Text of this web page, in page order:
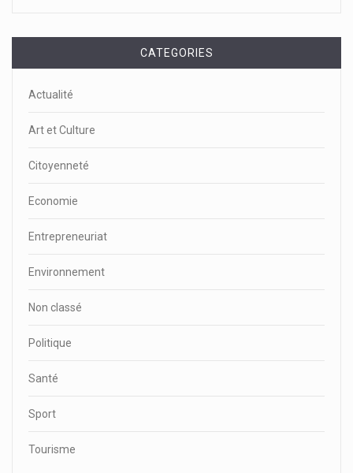
CATEGORIES
Actualité
Art et Culture
Citoyenneté
Economie
Entrepreneuriat
Environnement
Non classé
Politique
Santé
Sport
Tourisme